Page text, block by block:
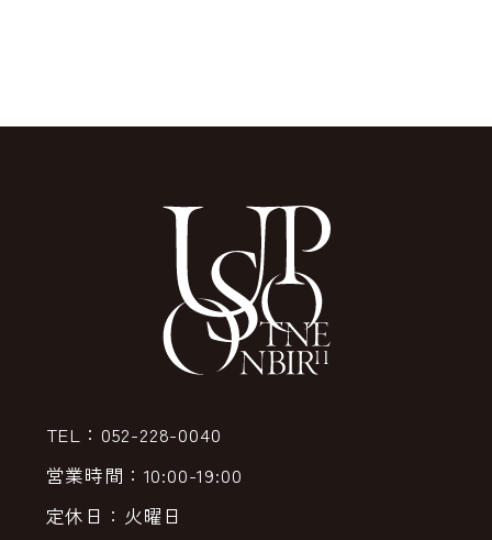
TEL：052-228-0040
営業時間：10:00-19:00
定休日：火曜日